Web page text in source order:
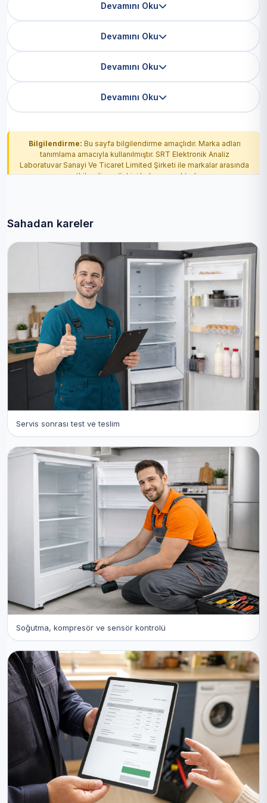
Devamını Oku
Devamını Oku
Devamını Oku
Devamını Oku
Bilgilendirme: Bu sayfa bilgilendirme amaçlıdır. Marka adları
tanımlama amacıyla kullanılmıştır. SRT Elektronik Analiz
Laboratuvar Sanayi Ve Ticaret Limited Şirketi ile markalar arasında
yetkilendirme ilişkisi bulunmamaktadır.
Sahadan kareler
Servis sonrası test ve teslim
Soğutma, kompresör ve sensör kontrolü